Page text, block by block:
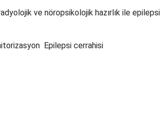
ve nöropsikolojik hazırlık ile
Epilepsi cerrahisi